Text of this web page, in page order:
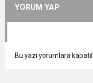
YORUM YAP
Bu yazı yorumlara